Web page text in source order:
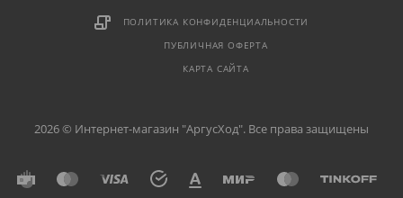
ПОЛИТИКА КОНФИДЕНЦИАЛЬНОСТИ
ПУБЛИЧНАЯ ОФЕРТА
КАРТА САЙТА
2026 © Интернет-магазин "АргусХод". Все права защищены